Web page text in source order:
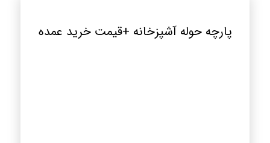
پارچه حوله آشپزخانه +قیمت خرید عمده